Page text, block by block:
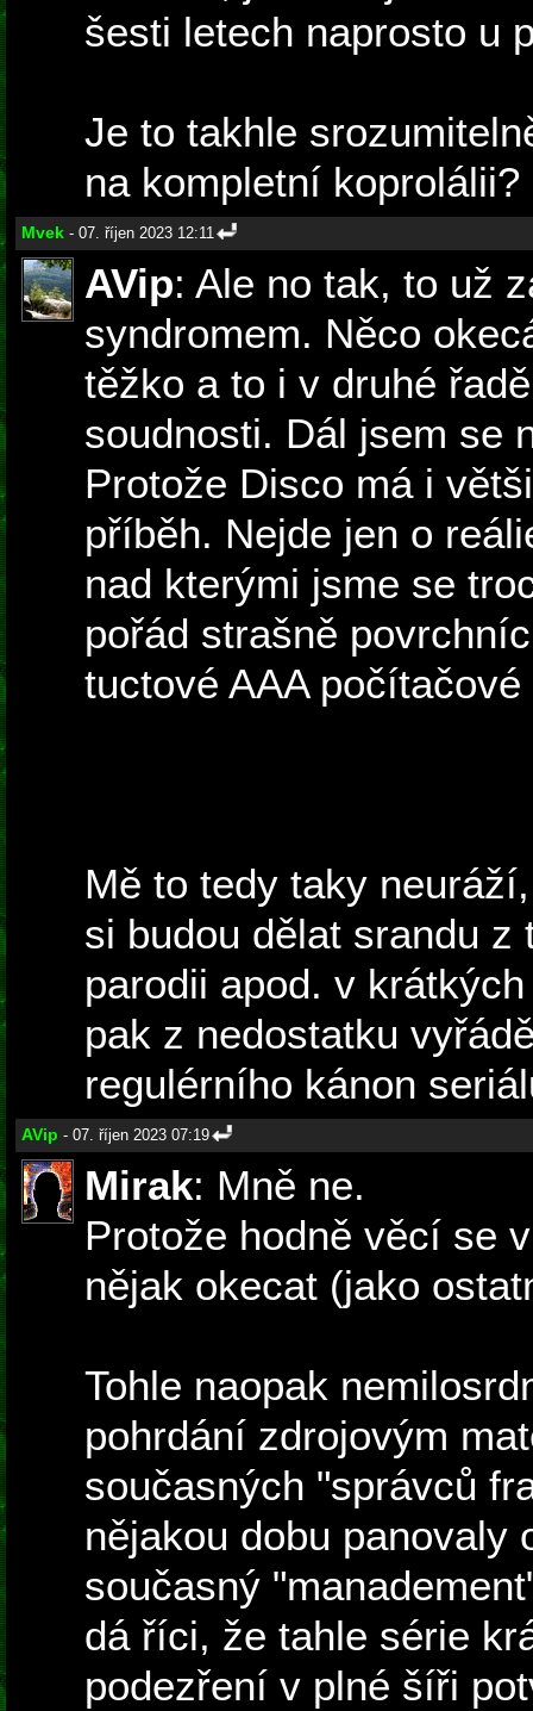
šesti letech naprosto u
Je to takhle
na kompletní koprolálii?
Mvek - 07. říjen 2023 12:11
AVip: Ale no tak, to už
syndromem. Něco
těžko a to i v druhé
soudnosti. Dál jsem se
Protože Disco má i
příběh. Nejde jen o
nad kterými jsme se
pořád strašně
tuctové AAA
Mě to tedy taky
si budou dělat srandu z
parodii apod. v
pak z nedostatku
regulérního kánon
AVip - 07. říjen 2023 07:19
Mirak: Mně ne.
Protože hodně věcí se
nějak okecat (jako
Tohle naopak
pohrdání zdrojovým
současných "správců
nějakou dobu panovaly
současný
dá říci, že tahle série
podezření v plné šíři